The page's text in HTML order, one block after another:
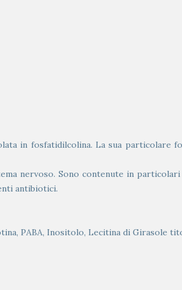
in fosfatidilcolina. La sua particolare
nervoso. Sono contenute in
antibiotici.
PABA, Inositolo, Lecitina di Girasole